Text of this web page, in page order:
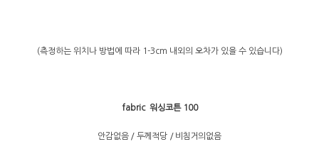
(측정하는 위치나 방법에 따라 1-3cm 내외의 오차가 있을 수 있습니다)
fabric 워싱코튼 100
안감없음 / 두께적당 / 비침거의없음